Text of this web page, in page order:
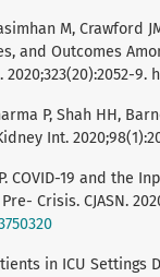
M, Crawford
and Outcomes
2020;323(20):2052-
P, Shah HH,
Int.
COVID-19 and the
Crisis. CJASN.
in ICU Settings